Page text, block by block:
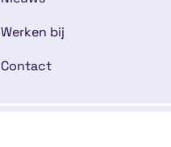
Werken bij
Contact